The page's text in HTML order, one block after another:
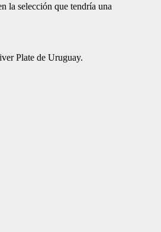
la selección que tendría una
Plate de Uruguay.